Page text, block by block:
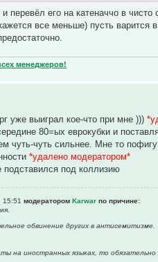
перевёл его на катеначчо в
все меньше) пусть варится
менеджеров!
уже выиграл кое-что при мне )))
80=ых еврокубки и
чуть-чуть сильнее. Мне то
*удалено модератором*
подставился под коллизию
15:51 модераторомKarwar по причине:
обвинение других в антисемитизме.
на иностранных языках, то обязательно